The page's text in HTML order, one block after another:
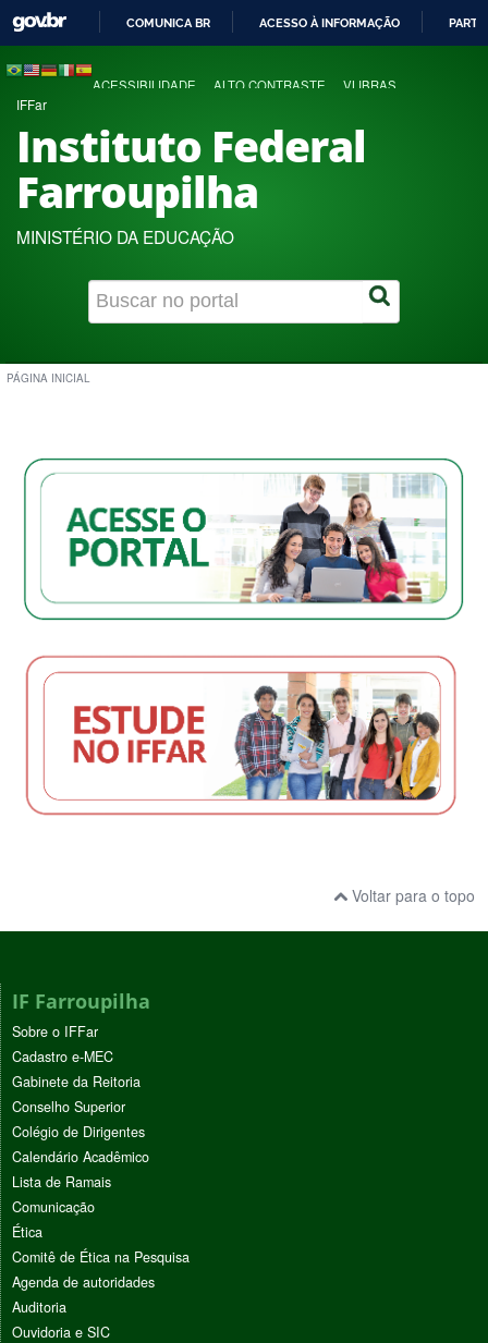
COMUNICA BR ACESSO À INFORMAÇÃO
ACESSIBILIDADE ALTO CONTRASTE VLIBRAS
IFFar
Instituto Federal
Farroupilha
MINISTÉRIO DA EDUCAÇÃO
PÁGINA INICIAL
Voltar para o topo
IF Farroupilha
Sobre o IFFar
Cadastro e-MEC
Gabinete da Reitoria
Conselho Superior
Colégio de Dirigentes
Calendário Acadêmico
Lista de Ramais
Comunicação
Ética
Comitê de Ética na Pesquisa
Agenda de autoridades
Auditoria
Ouvidoria e SIC